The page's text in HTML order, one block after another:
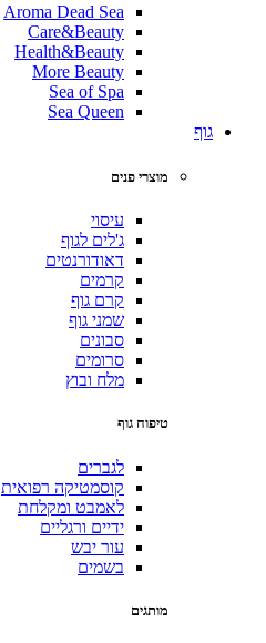
Aroma Dead Sea
Care&Beauty
Health&Beauty
More Beauty
Sea of Spa
Sea Queen
גוף
מוצרי פנים
עיסוי
ג'לים לגוף
דאודורנטים
קרמים
קרם גוף
שמני גוף
סבונים
סרומים
מלח ובוץ
טיפוח גוף
לגברים
קוסמטיקה רפואית
לאמבט ומקלחת
ידיים ורגליים
עור יבש
בשמים
מותגים